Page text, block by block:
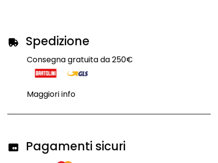
Spedizione
Consegna gratuita da 250€
Maggiori info
Pagamenti sicuri